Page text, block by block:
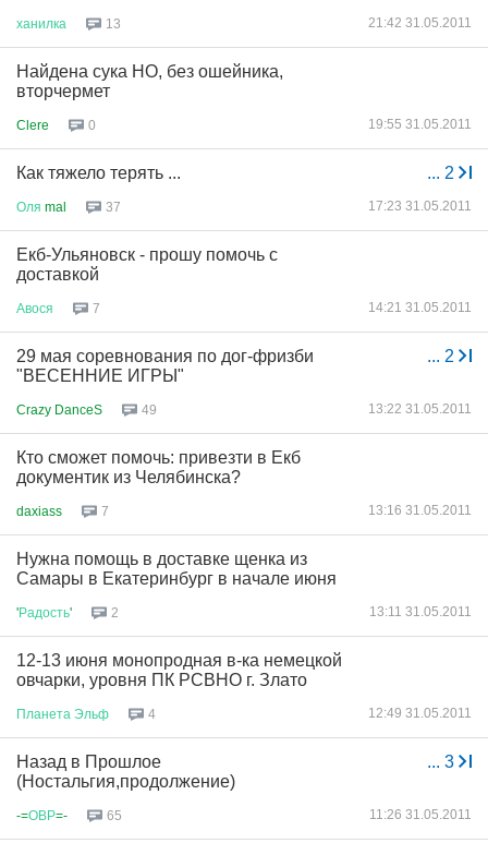
ханилка 13 21:42 31.05.2011
Найдена сука НО, без ошейника,
вторчермет
Clere 0 19:55 31.05.2011
... 2
Как тяжело терять ...
Оля mal 37 17:23 31.05.2011
Екб-Ульяновск - прошу помочь с
доставкой
Авося 7 14:21 31.05.2011
... 2
29 мая соревнования по дог-фризби
"ВЕСЕННИЕ ИГРЫ"
Crazy DanceS 49 13:22 31.05.2011
Кто сможет помочь: привезти в Екб
документик из Челябинска?
daxiass 7 13:16 31.05.2011
Нужна помощь в доставке щенка из
Самары в Екатеринбург в начале июня
'Радость' 2 13:11 31.05.2011
12-13 июня монопродная в-ка немецкой
овчарки, уровня ПК РСВНО г. Злато
Планета Эльф 4 12:49 31.05.2011
... 3
Назад в Прошлое
(Ностальгия,продолжение)
-=ОВР=- 65 11:26 31.05.2011